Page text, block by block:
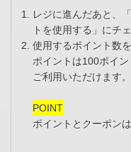
レジに進んだあと、
トを使用する」にチ
使用するポイント数
ポイントは100ポイ
ご利用いただけます。
POINT
ポイントとクーポン